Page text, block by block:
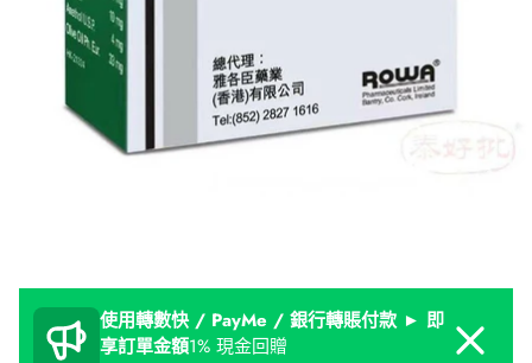
使用轉數快 / PayMe / 銀行轉賬付款 ► 即
享訂單金額1% 現金回贈
Dismiss